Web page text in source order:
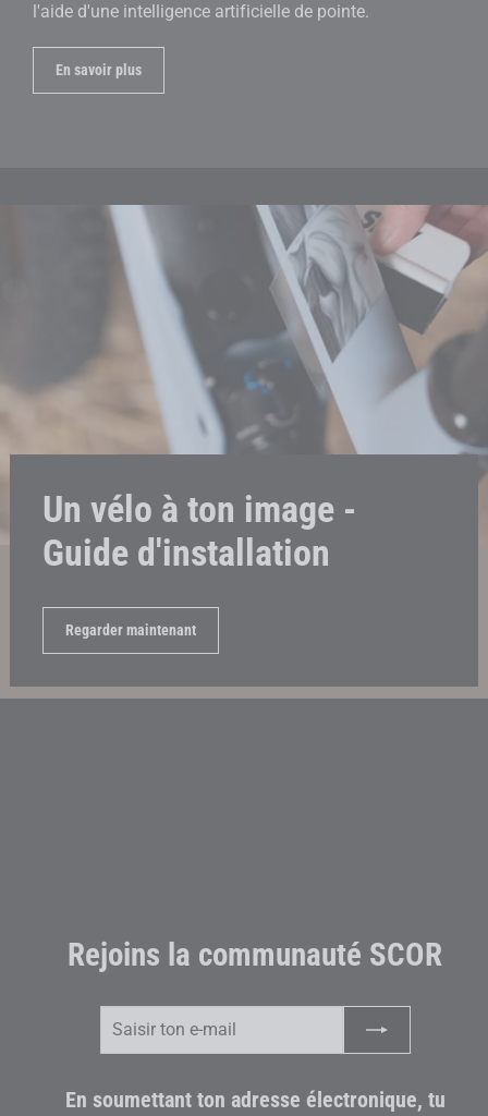
l'aide d'une intelligence artificielle de pointe.
En savoir plus
Un vélo à ton image -
Guide d'installation
Regarder maintenant
Rejoins la communauté SCOR
En soumettant ton adresse électronique, tu